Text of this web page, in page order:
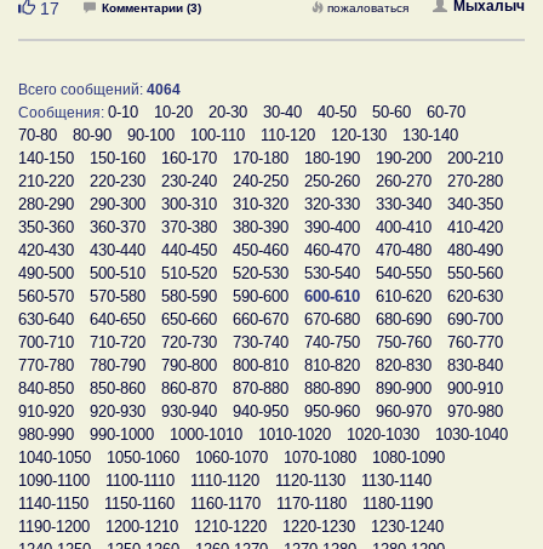
Нравится
17 Комментарии (3) Мыхалыч
пожаловаться
Всего сообщений: 4064
Сообщения: 0-10 10-20 20-30 30-40 40-50 50-60
60-70
70-80
80-90 90-100 100-110 110-120 120-130
130-140
140-150
150-160 160-170 170-180 180-190 190-200
200-210
210-220
220-230 230-240 240-250 250-260 260-270
270-280
280-290
290-300 300-310 310-320 320-330 330-340
340-350
350-360
360-370 370-380 380-390 390-400 400-410
410-420
420-430
430-440 440-450 450-460 460-470 470-480
480-490
490-500
500-510 510-520 520-530 530-540 540-550
550-560
560-570
570-580 580-590 590-600 600-610 610-620
620-630
630-640
640-650 650-660 660-670 670-680 680-690
690-700
700-710
710-720 720-730 730-740 740-750 750-760
760-770
770-780
780-790 790-800 800-810 810-820 820-830
830-840
840-850
850-860 860-870 870-880 880-890 890-900
900-910
910-920
920-930 930-940 940-950 950-960 960-970
970-980
980-990
990-1000 1000-1010 1010-1020 1020-1030
1030-1040
1040-1050
1050-1060 1060-1070 1070-1080
1080-1090
1090-1100
1100-1110 1110-1120 1120-1130
1130-1140
1140-1150
1150-1160 1160-1170 1170-1180
1180-1190
1190-1200
1200-1210 1210-1220 1220-1230
1230-1240